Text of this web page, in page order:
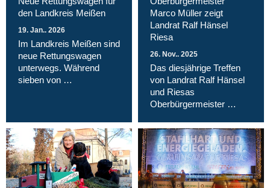
den Landkreis Meißen
19. Jan.. 2026
Im Landkreis Meißen sind
neue Rettungswagen
unterwegs. Während
sieben von …
Marco Müller zeigt
Landrat Ralf Hänsel
Riesa
26. Nov.. 2025
Das diesjährige Treffen
von Landrat Ralf Hänsel
und Riesas
Oberbürgermeister …